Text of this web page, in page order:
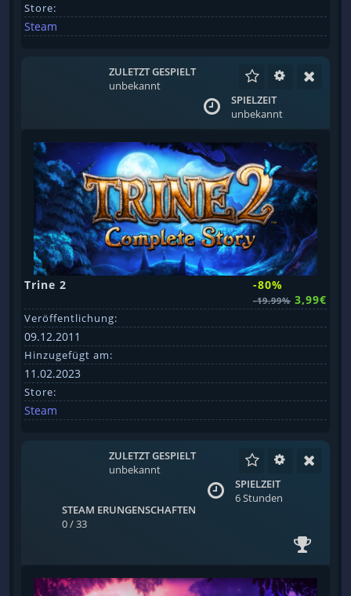
Store:
Steam
ZULETZT GESPIELT
unbekannt
SPIELZEIT
unbekannt
Trine 2 -80%
-19.99% 3,99€
Veröffentlichung:
09.12.2011
Hinzugefügt am:
11.02.2023
Store:
Steam
ZULETZT GESPIELT
unbekannt
SPIELZEIT
6 Stunden
STEAM ERUNGENSCHAFTEN
0 / 33